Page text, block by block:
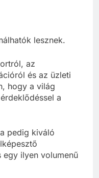
lesznek.
az
és az üzleti
hogy a világ
a
pedig kiváló
egy ilyen volumenű